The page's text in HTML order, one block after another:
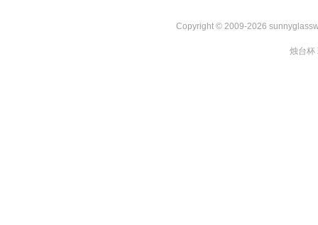
Copyright © 2009-2026
烛台杯